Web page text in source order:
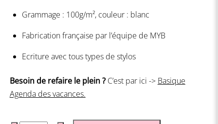
Grammage : 100g/m², couleur : blanc
Fabrication française par l’équipe de MYB
Ecriture avec tous types de stylos
Besoin de refaire le plein ?C’est par ici -> Basique
Agenda des vacances.